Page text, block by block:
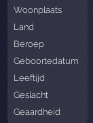
Woonplaats
Land
Beroep
Geboortedatum
Leeftijd
Geslacht
Geaardheid